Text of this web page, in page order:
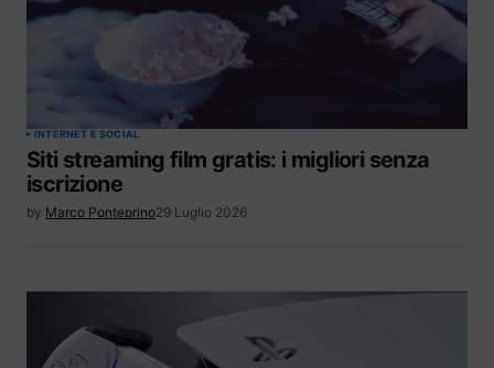
INTERNET E SOCIAL
Siti streaming film gratis: i migliori senza
iscrizione
by Marco Ponteprino29 Luglio 2026